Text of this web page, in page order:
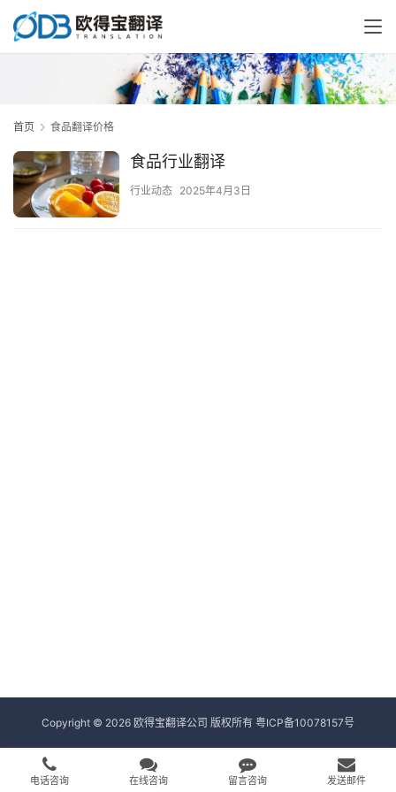
首页 食品翻译价格
食品行业翻译
行业动态 2025年4月3日
Copyright © 2026 欧得宝翻译公司 版权所有 粤ICP备10078157号
电话咨询 在线咨询 留言咨询 发送邮件